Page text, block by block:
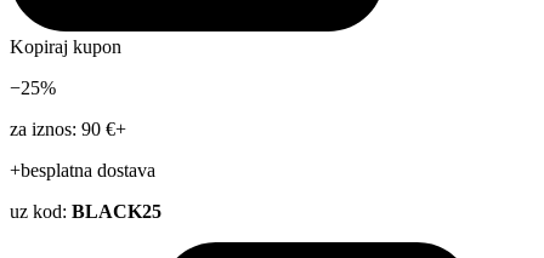
Kopiraj kupon
−25%
za iznos: 90 €+
+besplatna dostava
uz kod: BLACK25